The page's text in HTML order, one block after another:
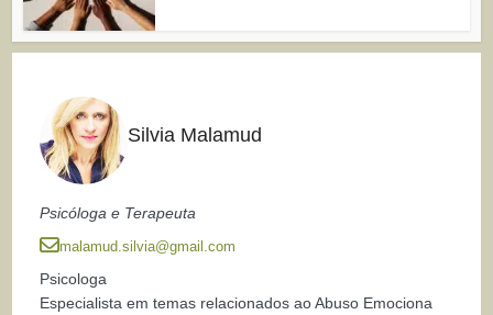
Silvia Malamud
Psicóloga e Terapeuta
malamud.silvia@gmail.com
Psicologa
Especialista em temas relacionados ao Abuso Emociona